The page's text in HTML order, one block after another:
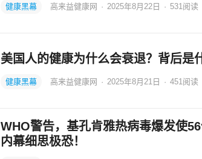
健康黑幕 高来益健康网 · 2025年8月22日 · 531阅读
美国人的健康为什么会衰退？背后是
健康黑幕 高来益健康网 · 2025年8月21日 · 451阅读
WHO警告，基孔肯雅热病毒爆发使
内幕细思极恐！